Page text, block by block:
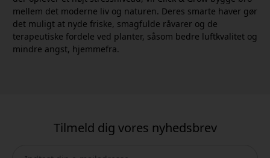
mellem det moderne liv og naturen. Deres smarte haver gør
det muligt at nyde friske, smagfulde råvarer og de
terapeutiske fordele ved planter, såsom bedre luftkvalitet og
mindre angst, hjemmefra.
Tilmeld dig vores nyhedsbrev